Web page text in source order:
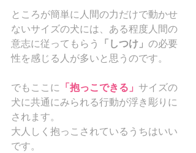
ところが簡単に人間の力だけで動かせ
ないサイズの犬には、ある程度人間の
意志に従ってもらう
「しつけ」 の必要
性を感じる人が多いと思うのです。
でもここに 「抱っこできる」 サイズの
犬に共通にみられる行動が浮き彫りに
されます。
大人しく抱っこされているうちはいい
です。